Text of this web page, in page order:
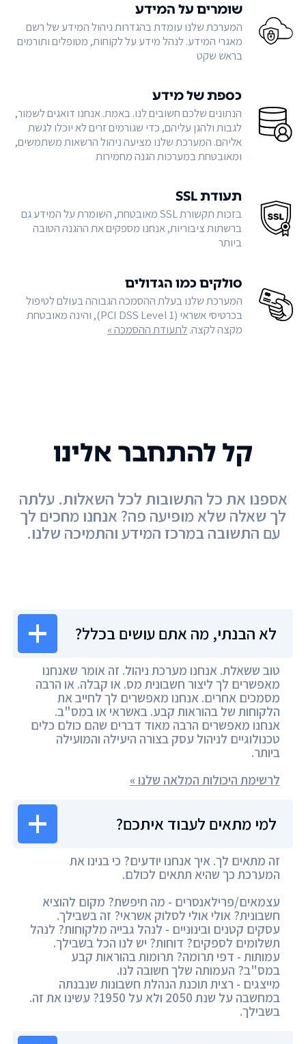
שומרים על המידע
המערכת שלנו עומדת בהגדרות ניהול המידע של רשם
מאגרי המידע. לנהל מידע על לקוחות, מטופלים ותורמים
בראש שקט
כספת של מידע
הנתונים שלכם חשובים לנו. באמת. אנחנו דואגים לשמור,
לגבות ולהגן עליהם, כדי שגורמים זרים לא יוכלו לגשת
אליהם. המערכת שלנו מציעה ניהול הרשאות משתמשים,
ומאובטחת במערכות הגנה מחמירות
תעודת SSL
בזכות תקשורת SSL מאובטחת, השומרת על המידע גם
ברשתות ציבוריות, אנחנו מספקים את ההגנה הטובה
ביותר
סולקים כמו הגדולים
המערכת שלנו בעלת ההסמכה הגבוהה בעולם לטיפול
בכרטיסי אשראי (PCI DSS Level 1), והינה מאובטחת
מקצה לקצה.לתעודת ההסמכה »
לא הבנתי, מה אתם עושים בכלל?
טוב ששאלת. אנחנו מערכת ניהול. זה אומר שאנחנו
מאפשרים לך ליצור חשבונית מס. או קבלה. או הרבה
מסמכים אחרים. אנחנו מאפשרים לך לחייב את
הלקוחות של בהוראות קבע. באשראי או במס"ב.
אנחנו מאפשרים הרבה מאוד דברים שהם כולם כלים
טכנולוגיים לניהול עסק בצורה היעילה והמועילה
ביותר.
לרשימת היכולות המלאה שלנו »
למי מתאים לעבוד איתכם?
זה מתאים לך. איך אנחנו יודעים? כי בנינו את
המערכת כך שהיא תתאים לכולם.
עצמאים/פרילאנסרים - מה חיפשת? מקום להוציא
חשבונית? אולי אולי לסלוק אשראי? זה בשבילך.
עסקים קטנים ובינוניים - לנהל גבייה מלקוחות? לנהל
תשלומים לספקים? דוחות? יש לנו הכל בשבילך.
עמותות - דפי תרומה? תרומות בהוראות קבע
במס"ב? העמותה שלך חשובה לנו.
מייצגים - רצית תוכנת הנהלת חשבונות שנבנתה
במחשבה על שנת 2050 ולא על 1950? עשינו את זה.
בשבילך.
קל להתחבר אלינו
אספנו את כל התשובות לכל השאלות. עלתה
לך שאלה שלא מופיעה פה? אנחנו מחכים לך
עם התשובה במרכז המידע והתמיכה שלנו.